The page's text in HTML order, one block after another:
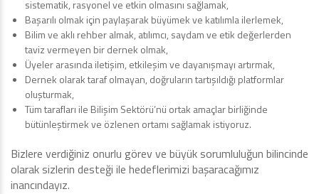
sistematik, rasyonel ve etkin olmasını sağlamak,
Başarılı olmak için paylaşarak büyümek ve katılımla ilerlemek,
Bilim ve aklı rehber almak, atılımcı, saydam ve etik değerlerden
taviz vermeyen bir dernek olmak,
Üyeler arasında iletişim, etkileşim ve dayanışmayı artırmak,
Dernek olarak taraf olmayan, doğruların tartışıldığı platformlar
oluşturmak,
Tüm tarafları ile Bilişim Sektörü’nü ortak amaçlar birliğinde
bütünleştirmek ve özlenen ortamı sağlamak istiyoruz.
Bizlere verdiğiniz onurlu görev ve büyük sorumluluğun bilincinde
olarak sizlerin desteği ile hedeflerimizi başaracağımız
inancındayız.